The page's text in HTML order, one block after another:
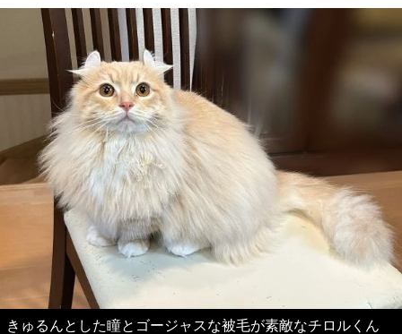
きゅるんとした瞳とゴージャスな被毛が素敵なチロルくん